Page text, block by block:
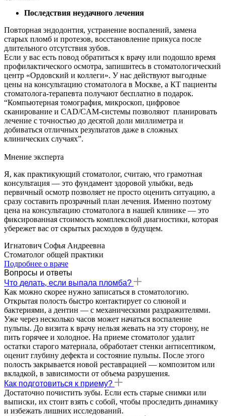
Последствия неудачного лечения
Повторная эндодонтия, устранение воспалений, замена
старых пломб и протезов, восстановление прикуса после
длительного отсутствия зубов.
Если у вас есть повод обратиться к врачу или подошло время
профилактического осмотра, запишитесь в стоматологический
центр «Ордовский и коллеги». У нас действуют выгодные
цены на консультацию стоматолога в Москве, а КТ пациенты
стоматолога-терапевта получают бесплатно в подарок.
“Компьютерная томография, микроскоп, цифровое
сканирование и CAD/CAM-системы позволяют планировать
лечение с точностью до десятой доли миллиметра и
добиваться отличных результатов даже в сложных
клинических случаях”.
Мнение эксперта
Я, как практикующий стоматолог, считаю, что грамотная
консультация — это фундамент здоровой улыбки, ведь
первичный осмотр позволяет не просто оценить ситуацию, а
сразу составить прозрачный план лечения. Именно поэтому
цена на консультацию стоматолога в нашей клинике — это
фиксированная стоимость комплексной диагностики, которая
убережет вас от скрытых расходов в будущем.
Игнатович Софья Андреевна
Стоматолог общей практики
Подробнее о враче
Вопросы и ответы
Что делать, если выпала пломба?
Как можно скорее нужно записаться в стоматологию.
Открытая полость быстро контактирует со слюной и
бактериями, а дентин — с механическими раздражителями.
Уже через несколько часов может начаться воспаление
пульпы. До визита к врачу нельзя жевать на эту сторону, не
пить горячее и холодное. На приеме стоматолог удалит
остатки старого материала, обработает стенки антисептиком,
оценит глубину дефекта и состояние пульпы. После этого
полость закрывается новой реставрацией — композитом или
вкладкой, в зависимости от объема разрушения.
Как подготовиться к приему?
Достаточно почистить зубы. Если есть старые снимки или
выписки, их стоит взять с собой, чтобы проследить динамику
и избежать лишних исследований.